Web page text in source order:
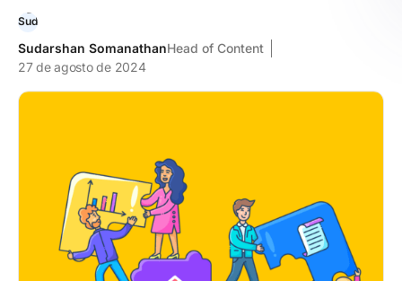
Sudarshan SomanathanHead of Content
27 de agosto de 2024